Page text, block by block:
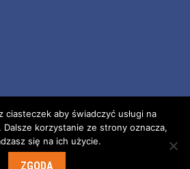
ciasteczek aby świadczyć usługi na
Dalsze korzystanie ze strony oznacza,
się na ich użycie.
ZGODA